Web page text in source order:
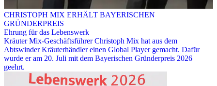
CHRISTOPH MIX ERHÄLT BAYERISCHEN
GRÜNDERPREIS
Ehrung für das Lebenswerk
Kräuter Mix-Geschäftsführer Christoph Mix hat aus dem
Abtswinder Kräuterhändler einen Global Player gemacht. Dafür
wurde er am 20. Juli mit dem Bayerischen Gründerpreis 2026
geehrt.